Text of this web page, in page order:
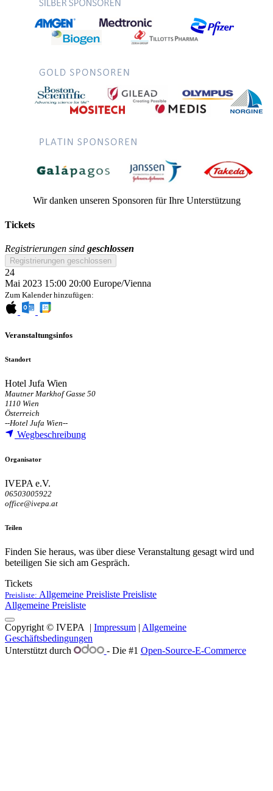
Wir danken unseren Sponsoren für Ihre Unterstützung
Tickets
Registrierungen sind geschlossen
Registrierungen geschlossen
24
Mai 2023 15:00 20:00 Europe/Vienna
Zum Kalender hinzufügen:
Veranstaltungsinfos
Standort
Hotel Jufa Wien
Mautner Markhof Gasse 50
1110 Wien
Österreich
--Hotel Jufa Wien--
Wegbeschreibung
Organisator
IVEPA e.V.
06503005922
office@ivepa.at
Teilen
Finden Sie heraus, was über diese Veranstaltung gesagt wird und
beteiligen Sie sich am Gespräch.
Tickets
Preisliste: Allgemeine Preisliste Preisliste
Allgemeine Preisliste
Copyright © IVEPA | Impressum | Allgemeine
Geschäftsbedingungen
Unterstützt durch
- Die #1 Open-Source-E-Commerce